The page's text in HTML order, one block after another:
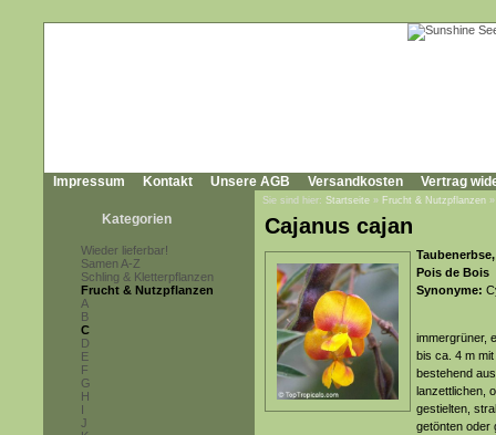
Impressum Kontakt Unsere AGB Versandkosten Vertrag
Kategorien
Wieder lieferbar!
Samen A-Z
Schling & Kletterpflanzen
Frucht & Nutzpflanzen
A
B
C
D
E
F
G
H
I
J
Sie sind hier: Startseite » Frucht & Nutzpflanzen
Cajanus cajan
Pois de Bois
Synonyme:
immergrüner,
bis ca. 4 m
bestehend
lanzettlichen,
gestielten,
getönten oder